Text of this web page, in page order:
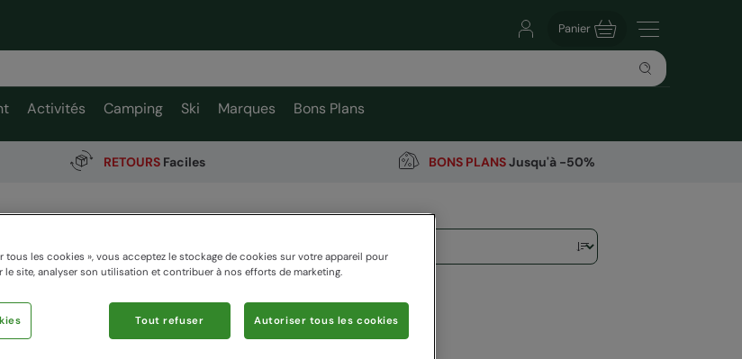
Panier
Activités Camping Ski Marques Bons Plans
RETOURS Faciles BONS PLANSJusqu'à -50%
2 items available
tous les cookies », vous acceptez le stockage de cookies sur votre appareil pour
le site, analyser son utilisation et contribuer à nos efforts de marketing.
Tout refuser Autoriser tous les cookies